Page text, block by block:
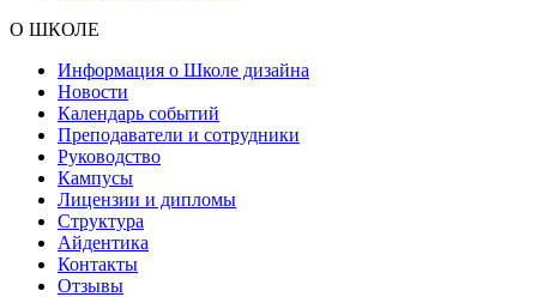
О ШКОЛЕ
Информация о Школе дизайна
Новости
Календарь событий
Преподаватели и сотрудники
Руководство
Кампусы
Лицензии и дипломы
Структура
Айдентика
Контакты
Отзывы